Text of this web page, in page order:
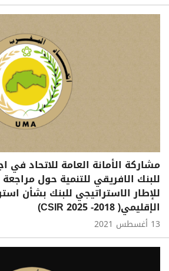
مشاركة الأمانة العامة للاتحاد في
للبنك الافريقي للتنمية حول
للإطار الاستراتيجي للبنك بشأن
الإقليمي( 2018- 2025 CSIR)
13 أغسطس 2021